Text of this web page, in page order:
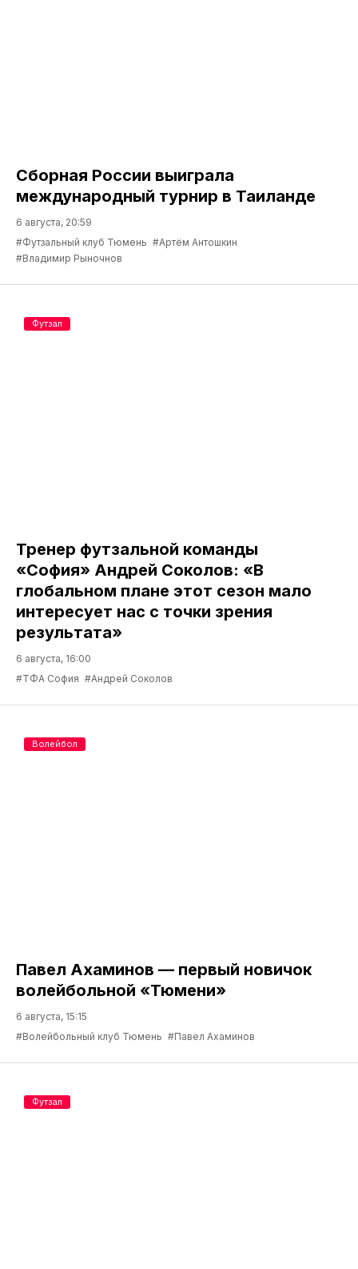
Сборная России выиграла
международный турнир в Таиланде
6 августа, 20:59
#Футзальный клуб Тюмень #Артём Антошкин
#Владимир Рыночнов
Тренер футзальной команды
«София» Андрей Соколов: «В
глобальном плане этот сезон мало
интересует нас с точки зрения
результата»
6 августа, 16:00
#ТФА София #Андрей Соколов
Футзал
Павел Ахаминов — первый новичок
волейбольной «Тюмени»
6 августа, 15:15
#Волейбольный клуб Тюмень #Павел Ахаминов
Волейбол
Футзал